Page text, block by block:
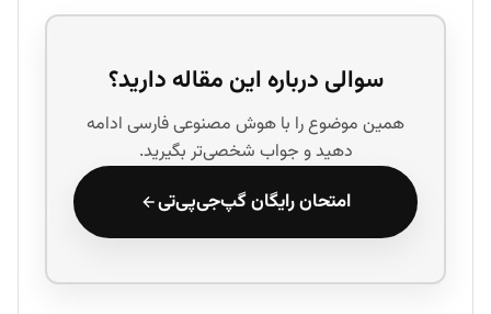
سوالی درباره این مقاله دارید؟
همین موضوع را با هوش مصنوعی فارسی ادامه
دهید و جواب شخصی‌تر بگیرید.
امتحان رایگان گپ‌جی‌پی‌تی